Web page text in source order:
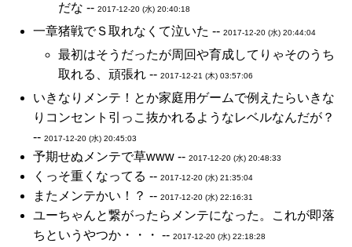
だな -- 2017-12-20 (水) 20:40:18
一章猪戦でＳ取れなくて泣いた -- 2017-12-20 (水) 20:44:04
最初はそうだったが周回や育成してりゃそのうち
取れる、頑張れ -- 2017-12-21 (木) 03:57:06
いきなりメンテ！とか家庭用ゲームで例えたらいきな
りコンセント引っこ抜かれるようなレベルなんだが？
-- 2017-12-20 (水) 20:45:03
予期せぬメンテで草www -- 2017-12-20 (水) 20:48:33
くっそ重くなってる -- 2017-12-20 (水) 21:35:04
またメンテかい！？ -- 2017-12-20 (水) 22:16:31
ユーちゃんと繋がったらメンテになった。これが即落
ちというやつか・・・ -- 2017-12-20 (水) 22:18:28